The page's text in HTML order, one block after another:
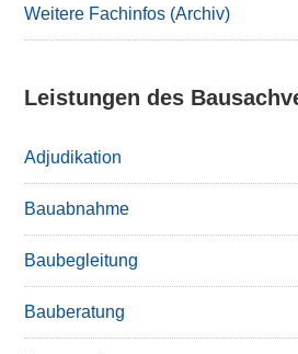
Weitere Fachinfos (Archiv)
Leistungen des
Adjudikation
Bauabnahme
Baubegleitung
Bauberatung